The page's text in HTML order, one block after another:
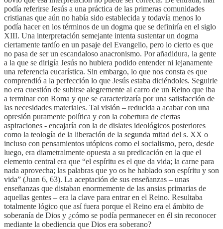
podía referirse Jesús a una práctica de las primeras comunidades
cristianas que aún no había sido establecida y todavía menos lo
podía hacer en los términos de un dogma que se definiría en el siglo
XIII. Una interpretación semejante intenta sustentar un dogma
ciertamente tardío en un pasaje del Evangelio, pero lo cierto es que
no pasa de ser un escandaloso anacronismo. Por añadidura, la gente
a la que se dirigía Jesús no hubiera podido entender ni lejanamente
una referencia eucarística. Sin embargo, lo que nos consta es que
comprendió a la perfección lo que Jesús estaba diciéndoles. Seguirle
no era cuestión de subirse alegremente al carro de un Reino que iba
a terminar con Roma y que se caracterizaría por una satisfacción de
las necesidades materiales. Tal visión – reducida a acabar con una
opresión puramente política y con la cobertura de ciertas
aspiraciones - encajaría con la de dislates ideológicos posteriores
como la teología de la liberación de la segunda mitad del s. XX o
incluso con pensamientos utópicos como el socialismo, pero, desde
luego, era diametralmente opuesta a su predicación en la que el
elemento central era que “el espíritu es el que da vida; la carne para
nada aprovecha; las palabras que yo os he hablado son espíritu y son
vida” (Juan 6, 63). La aceptación de sus enseñanzas – unas
enseñanzas que distaban enormemente de las ansias primarias de
aquellas gentes – era la clave para entrar en el Reino. Resultaba
totalmente lógico que así fuera porque el Reino era el ámbito de
soberanía de Dios y ¿cómo se podía permanecer en él sin reconocer
mediante la obediencia que Dios era soberano?